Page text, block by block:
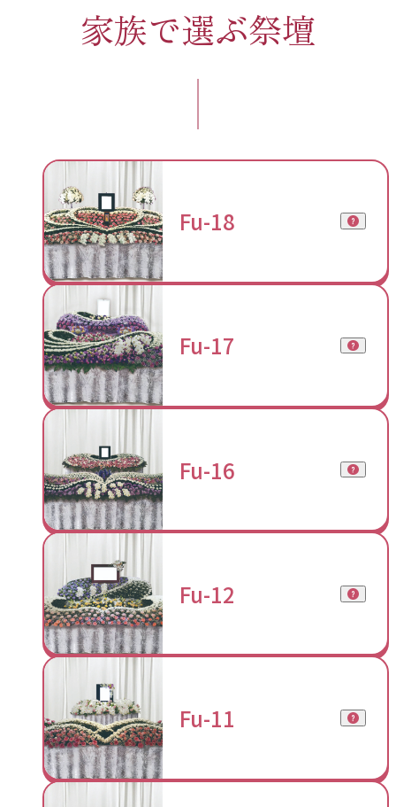
家族で選ぶ祭壇
Fu-18
Fu-17
Fu-16
Fu-12
Fu-11